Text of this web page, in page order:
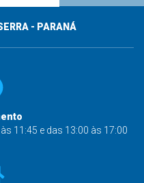
- PARANÁ
11:45 e das 13:00 às 17:00